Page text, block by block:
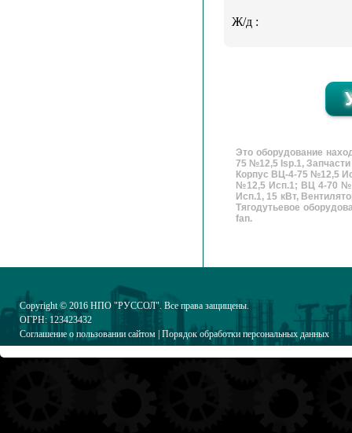
Ж/д :
Это оборудование
75 №12,5 Isp.1,
Корпус ВЦ-4-75 №12,5
№12,5 Исп.1; ВЦ 4-70
Исп.1, 15 кВт,
Тягодутьевое
fan.
Copyright © 2016 НПО "РУССОЛ". Все права защищены.
ОГРН: 123423432
Соглашение о пользовании сайтом Порядок обработки персональных данных